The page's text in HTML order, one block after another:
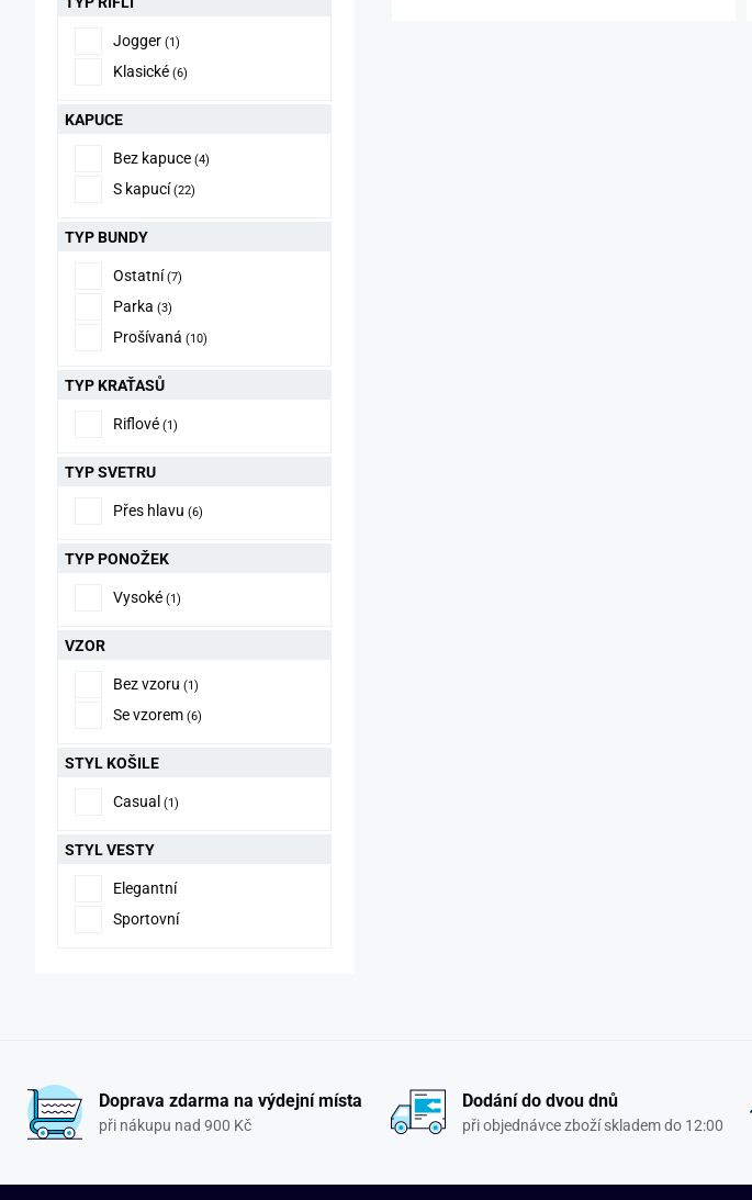
Jogger (1)
Klasické (6)
KAPUCE
Bez kapuce (4)
S kapucí (22)
TYP BUNDY
Ostatní (7)
Parka (3)
Prošívaná (10)
TYP KRAŤASŮ
Riflové (1)
TYP SVETRU
Přes hlavu (6)
TYP PONOŽEK
Vysoké (1)
VZOR
Bez vzoru (1)
Se vzorem (6)
STYL KOŠILE
Casual (1)
STYL VESTY
Elegantní
Sportovní
Doprava zdarma na výdejní místa
při nákupu nad 900 Kč
Dodání do dvou dnů
při objednávce zboží skladem do 12:00